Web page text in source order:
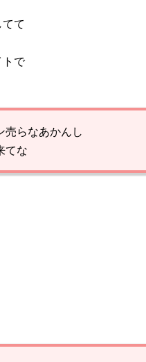
て
トで
売らなあかんし
てな